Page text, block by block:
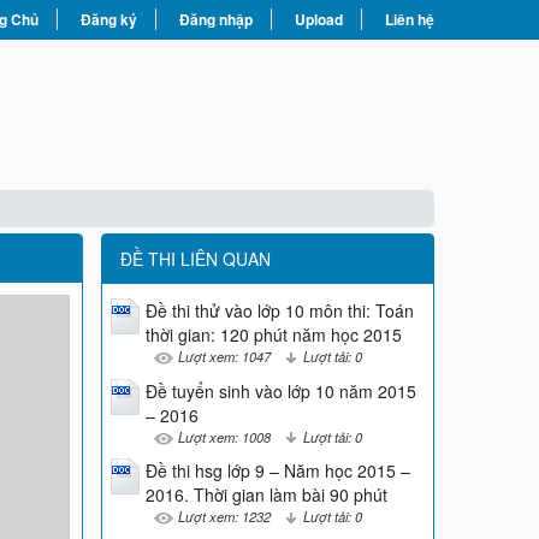
Chủ Đăng ký Đăng nhập Upload Liên hệ
ĐỀ THI LIÊN QUAN
Đề thi thử vào lớp 10 môn thi: Toán
thời gian: 120 phút năm học 2015
Lượt xem: 1047 Lượt tải: 0
Đề tuyển sinh vào lớp 10 năm 2015
– 2016
Lượt xem: 1008 Lượt tải: 0
Đề thi hsg lớp 9 – Năm học 2015 –
2016. Thời gian làm bài 90 phút
Lượt xem: 1232 Lượt tải: 0